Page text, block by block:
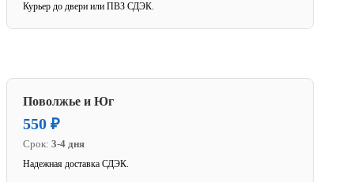
Курьер до двери или ПВЗ СДЭК.
Поволжье и Юг
550 ₽
Срок: 3-4 дня
Надежная доставка СДЭК.